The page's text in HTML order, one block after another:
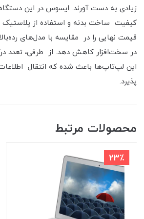
زیادی به دست آورند. ایسوس در این
کیفیت ساخت بدنه و استفاده از پلاستیک
قیمت نهایی را در مقایسه با مدل‌های
در سخت‌افزار کاهش دهد. از طرفی، تعدد
این لپ‌تاپ‌ها باعث شده که انتقال
پذیرد.
محصولات مرتبط
23٪